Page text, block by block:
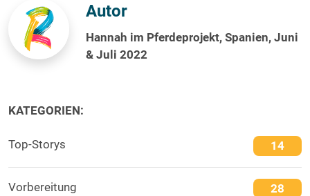
Autor
Hannah im Pferdeprojekt, Spanien, Juni
& Juli 2022
KATEGORIEN:
Top-Storys 14
Vorbereitung 28